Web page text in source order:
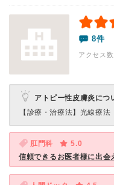
8件
アクセス
アトピー性皮膚炎につ
【診療・治療法】 光線療法
肛門科
5.0
信頼できるお医者様に出会